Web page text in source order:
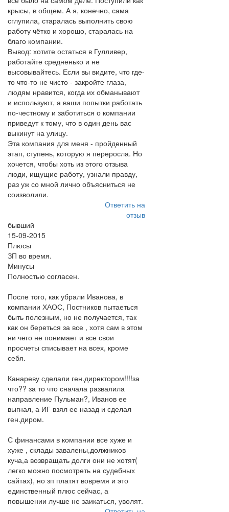
крысы, в общем. А я, конечно, сама
сглупила, старалась выполнить свою
работу чётко и хорошо, старалась на
благо компании.
Вывод: хотите остаться в Гулливер,
работайте средненько и не
высовывайтесь. Если вы видите, что где-
то что-то не чисто - закройте глаза,
людям нравится, когда их обманывают
и используют, а ваши попытки работать
по-честному и заботиться о компании
приведут к тому, что в один день вас
выкинут на улицу.
Эта компания для меня - пройденный
этап, ступень, которую я переросла. Но
хочется, чтобы хоть из этого отзыва
люди, ищущие работу, узнали правду,
раз уж со мной лично объясниться не
соизволили.
Ответить на
отзыв
бывший
15-09-2015
Плюсы
ЗП во время.
Минусы
Полностью согласен.
После того, как убрали Иванова, в
компании ХАОС, Постников пытаеться
быть полезным, но не получается, так
как он береться за все , хотя сам в этом
ни чего не понимает и все свои
просчеты списывает на всех, кроме
себя.
Канареву сделали ген.директором!!!!за
что?? за то что сначала развалила
направление Пульман?, Иванов ее
выгнал, а ИГ взял ее назад и сделал
ген.диром.
С финансами в компании все хуже и
хуже , склады завалены,должников
куча,а возвращать долги они не хотят(
легко можно посмотреть на судебных
сайтах), но зп платят вовремя и это
единственный плюс сейчас, а
повышении лучше не заикаться, уволят.